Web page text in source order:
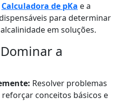
Calculadora de pKa e a
para determinar
em soluções.
a
Resolver problemas
conceitos básicos e